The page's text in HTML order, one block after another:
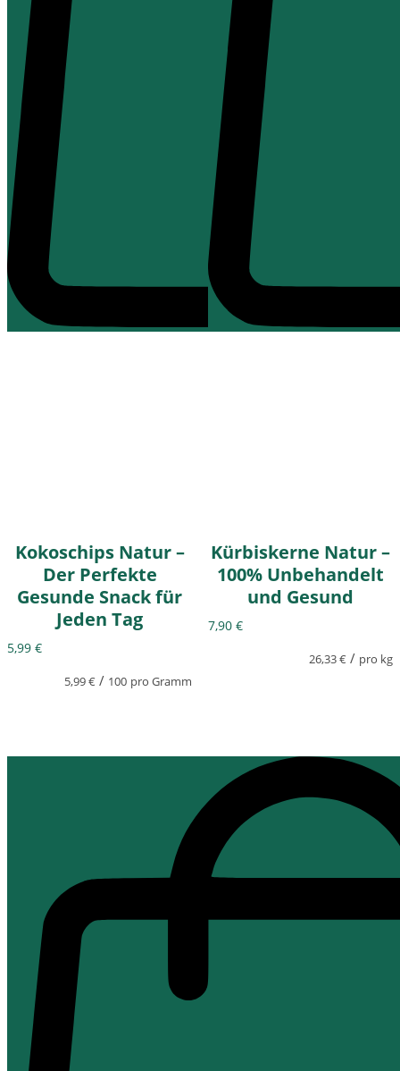
Kokoschips Natur –
Der Perfekte
Gesunde Snack für
Jeden Tag
5,99 €
5,99€ / 100 pro Gramm
Kürbiskerne Natur –
100% Unbehandelt
und Gesund
7,90 €
26,33€ / pro kg